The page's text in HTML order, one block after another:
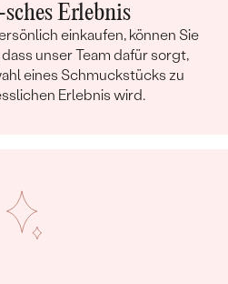
Erlebnis
einkaufen, können Sie
unser Team dafür sorgt,
eines Schmuckstücks zu
Erlebnis wird.